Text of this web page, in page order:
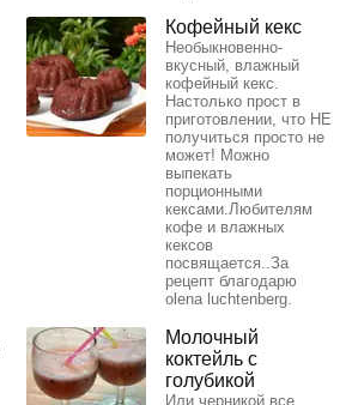
Кофейный кекс
Необыкновенно-
вкусный, влажный
кофейный кекс.
Настолько прост в
приготовлении, что НЕ
получиться просто не
может! Можно
выпекать
порционными
кексами.Любителям
кофе и влажных
кексов
посвящается..За
рецепт благодарю
olena luchtenberg.
Молочный
коктейль с
голубикой
Или черникой все